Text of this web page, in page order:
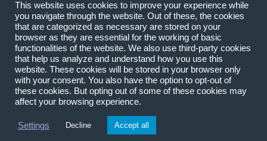
Landsberger Straße 191, 80687 München
Telefon:
+49 89 | 212314-0
E-Mail:
mail@lecon.eu
Copyright © 2026 LECON
Kontakt
Impressum und Datenschutz
This website uses cookies to improve your experience while
you navigate through the website. Out of these, the cookies
that are categorized as necessary are stored on your
browser as they are essential for the working of basic
functionalities of the website. We also use third-party cookies
that help us analyze and understand how you use this
website. These cookies will be stored in your browser only
with your consent. You also have the option to opt-out of
these cookies. But opting out of some of these cookies may
affect your browsing experience.
Settings Decline Accept all